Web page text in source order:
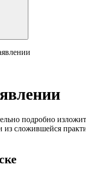
подробно
из сложившейся